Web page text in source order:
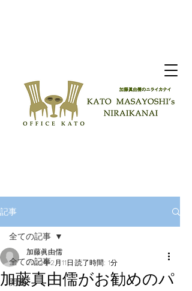
記事
全ての記事
開運
全ての記事
加藤真由儒がお勧めのパ
加藤眞由儒
2022年2月11日 読了時間: 1分